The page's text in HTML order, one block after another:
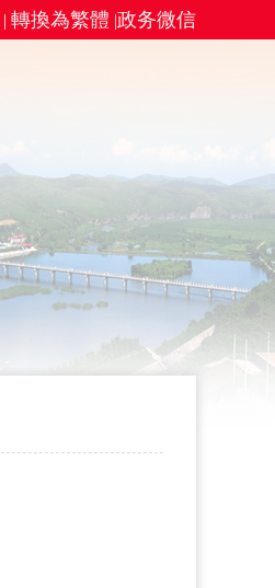
| 轉換為繁體 |政务微信